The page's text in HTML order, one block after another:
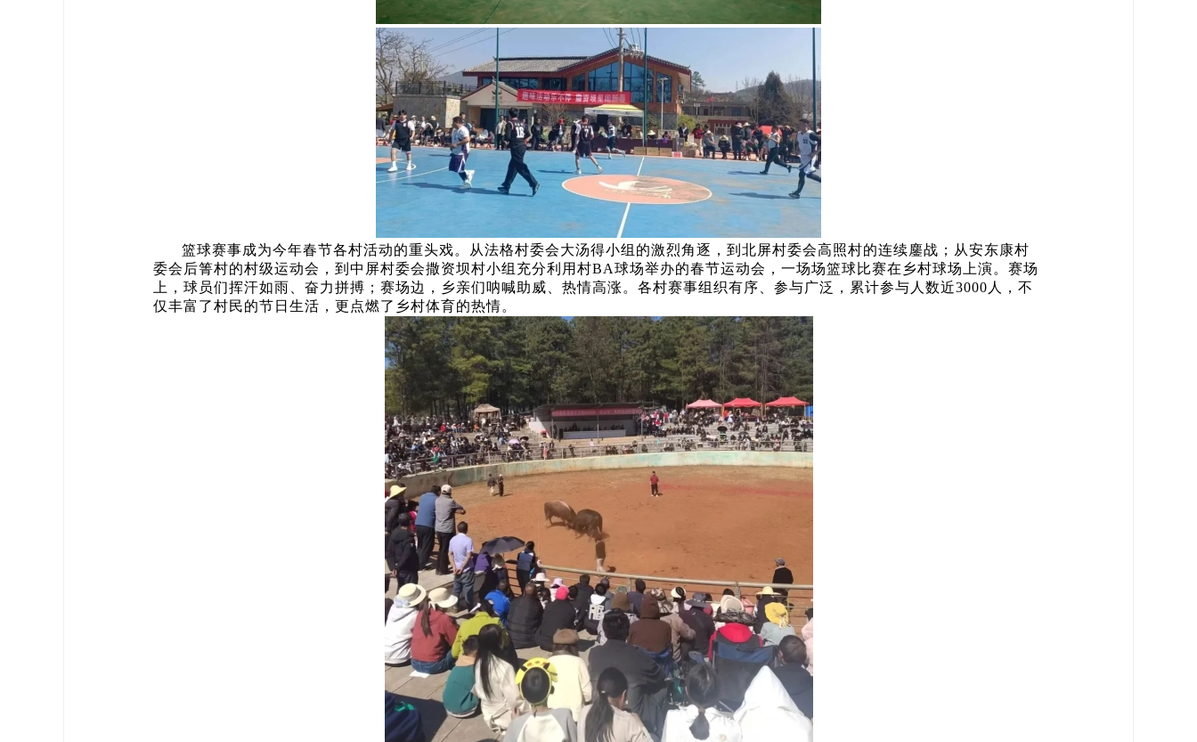
篮球赛事成为今年春节各村活动的重头戏。从法格村委会大汤得小组的激烈角逐，到北屏村委会高照村的连续鏖战；从安东康村
委会后箐村的村级运动会，到中屏村委会撒资坝村小组充分利用村BA球场举办的春节运动会，一场场篮球比赛在乡村球场上演。赛场
上，球员们挥汗如雨、奋力拼搏；赛场边，乡亲们呐喊助威、热情高涨。各村赛事组织有序、参与广泛，累计参与人数近3000人，不
仅丰富了村民的节日生活，更点燃了乡村体育的热情。